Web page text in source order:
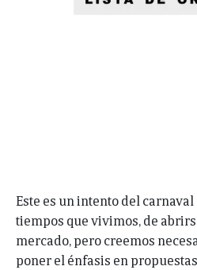
Este es un intento del
tiempos que vivimos, de
mercado, pero creemos
poner el énfasis en